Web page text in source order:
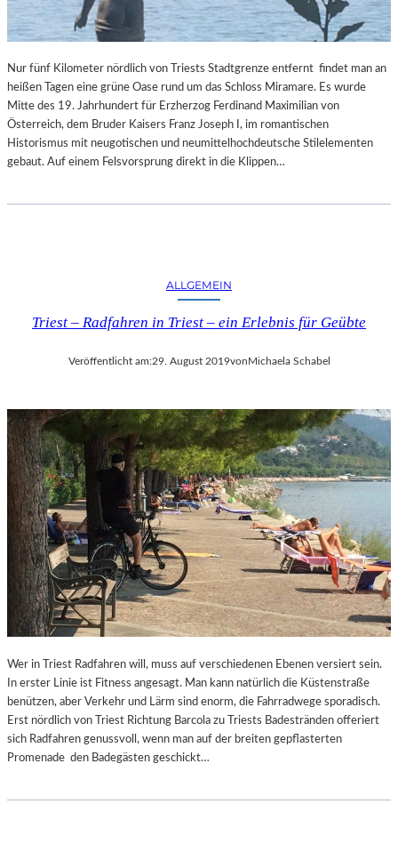
Nur fünf Kilometer nördlich von Triests Stadtgrenze entfernt findet man an
heißen Tagen eine grüne Oase rund um das Schloss Miramare. Es wurde
Mitte des 19. Jahrhundert für Erzherzog Ferdinand Maximilian von
Österreich, dem Bruder Kaisers Franz Joseph I, im romantischen
Historismus mit neugotischen und neumittelhochdeutsche Stilelementen
gebaut. Auf einem Felsvorsprung direkt in die Klippen…
ALLGEMEIN
Triest – Radfahren in Triest – ein Erlebnis für Geübte
Veröffentlicht am:29. August 2019vonMichaela Schabel
Wer in Triest Radfahren will, muss auf verschiedenen Ebenen versiert sein.
In erster Linie ist Fitness angesagt. Man kann natürlich die Küstenstraße
benützen, aber Verkehr und Lärm sind enorm, die Fahrradwege sporadisch.
Erst nördlich von Triest Richtung Barcola zu Triests Badestränden offeriert
sich Radfahren genussvoll, wenn man auf der breiten gepflasterten
Promenade den Badegästen geschickt…